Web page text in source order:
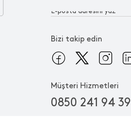
Bizi takip edin
Müşteri Hizmetleri
0850 241 94 39